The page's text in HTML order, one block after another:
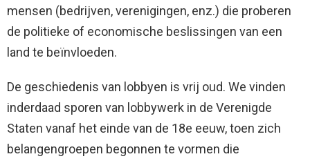
mensen (bedrijven, verenigingen, enz.) die proberen
de politieke of economische beslissingen van een
land te beïnvloeden.
De geschiedenis van lobbyen is vrij oud. We vinden
inderdaad sporen van lobbywerk in de Verenigde
Staten vanaf het einde van de 18e eeuw, toen zich
belangengroepen begonnen te vormen die